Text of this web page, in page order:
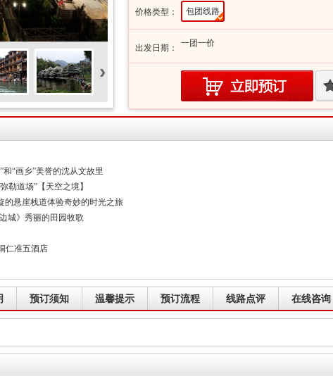
›
价格类型： 包团线路
出发日期： 一团一价
“画乡”美誉的沈从文故里
勒道场”【天空之境】
的悬崖栈道体验奇妙的时光之旅
城》秀丽的田园牧歌
仁准五酒店
预订须知 温馨提示 预订流程 线路点评 在线咨询